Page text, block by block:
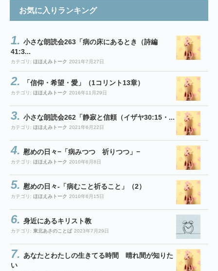
お気に入りランキング
小さな朗読会263「病の床にあるとき（詩編
41:3...
カテゴリ: ほほえみトーク 2021年7月27日
「信仰・希望・愛」（1コリント13章）
カテゴリ: ほほえみトーク 2016年11月29日
小さな朗読会262「静寂と信頼（イザヤ30:15・...
カテゴリ: ほほえみトーク 2021年6月22日
慰めの日々−「病みつつ 祈りつつ」−
カテゴリ: ほほえみトーク 2010年6月8日
慰めの日々-「病むこと祈ること」（2）
カテゴリ: ほほえみトーク 2010年6月15日
身近にあるキリスト教
カテゴリ: 東北あさのことば 2023年7月29日
あなたとわたしの生きてる時間 晴れ間が知りた
い